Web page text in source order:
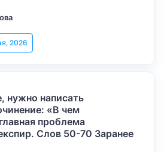
2026
нужно написать
«В чем
проблема
Слов 50-70 Заранее